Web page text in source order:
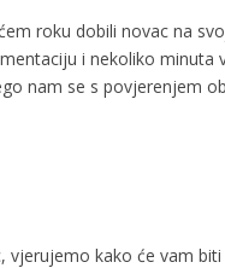
roku dobili novac na
i nekoliko minuta
nam se s povjerenjem
kako će vam